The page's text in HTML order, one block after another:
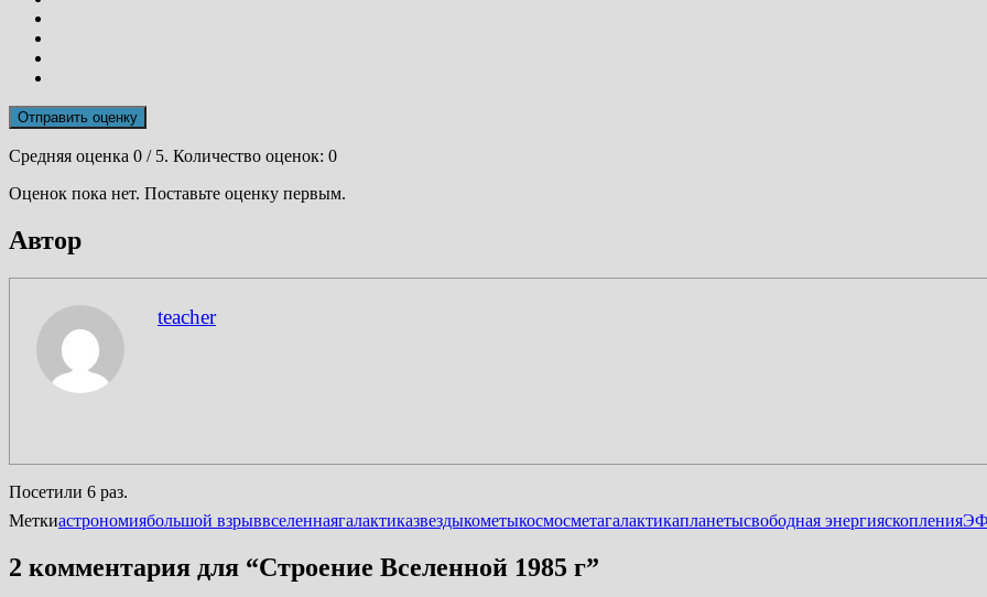
Отправить оценку
Средняя оценка 0 / 5. Количество оценок: 0
Оценок пока нет. Поставьте оценку первым.
Автор
teacher
Посетили 6 раз.
Меткиастрономиябольшой взрыввселеннаягалактиказвездыкометыкосмосметагалактикапланетысвободная энергияскопления
2 комментария для “Строение Вселенной 1985 г”